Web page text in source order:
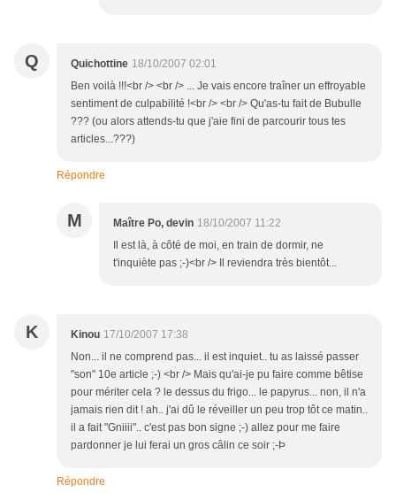
Q Quichottine 18/10/2007 02:01
Ben voilà !!!<br /> <br /> ... Je vais encore traîner un effroyable
sentiment de culpabilité !<br /> <br /> Qu'as-tu fait de Bubulle
??? (ou alors attends-tu que j'aie fini de parcourir tous tes
articles...???)
Répondre
M Maître Po, devin 18/10/2007 11:22
Il est là, à côté de moi, en train de dormir, ne
t'inquiète pas ;-)<br /> Il reviendra très bientôt...
K Kinou 17/10/2007 17:38
Non... il ne comprend pas... il est inquiet.. tu as laissé passer
"son" 10e article ;-) <br /> Mais qu'ai-je pu faire comme bêtise
pour mériter cela ? le dessus du frigo... le papyrus... non, il n'a
jamais rien dit ! ah.. j'ai dû le réveiller un peu trop tôt ce matin..
il a fait "Gniiii".. c'est pas bon signe ;-) allez pour me faire
pardonner je lui ferai un gros câlin ce soir ;-Þ
Répondre